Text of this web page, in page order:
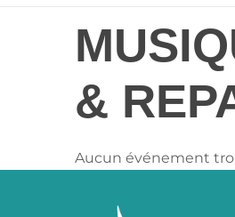
&
Aucun événement